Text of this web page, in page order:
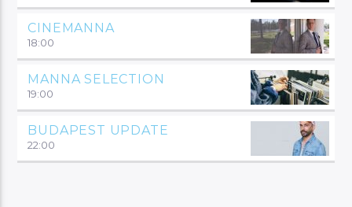
CINEMANNA
18:00
MANNA SELECTION
19:00
BUDAPEST UPDATE
22:00